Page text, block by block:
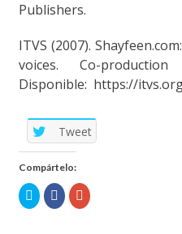
Publishers.
ITVS (2007).
voices. Co-
Disponible: https://
Tweet
Compártelo:
Click
to
share
Click
to
share
Click
to